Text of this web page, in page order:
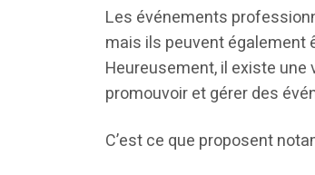
Les événements
mais ils peuvent également
Heureusement, il existe une
promouvoir et gérer des
C’est ce que proposent